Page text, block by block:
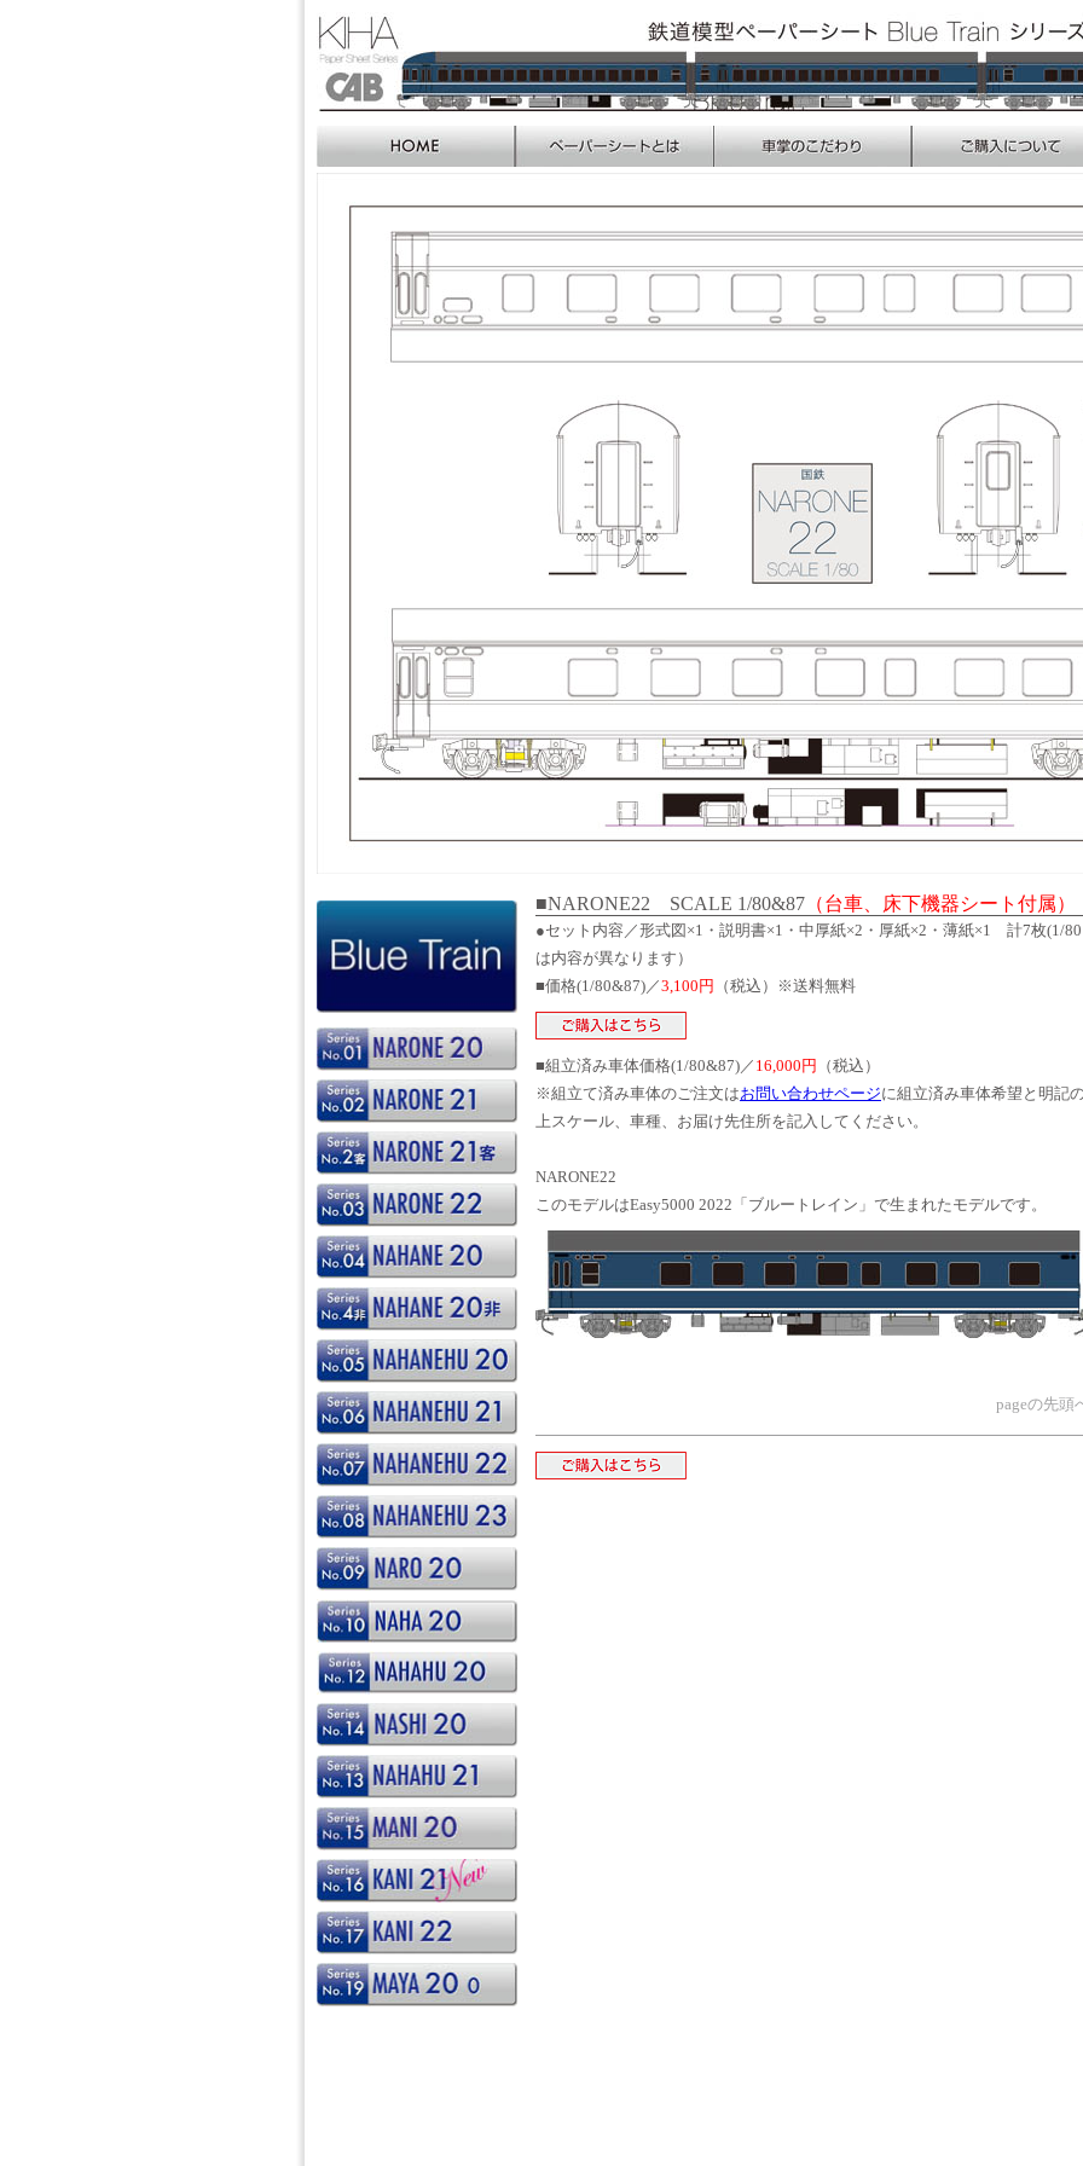
■NARONE22 SCALE 1/80&87 （台車、床下機器シート付属）
●セット内容／形式図×1・説明書×1・中厚紙×2・厚紙×2・薄紙×1 計7枚(1/80
は内容が異なります）
■価格(1/80&87)／3,100円 （税込）※送料無料
■組立済み車体価格(1/80&87)／ 16,000円
（税込）
※組立て済み車体のご注文はお問い合わせページに組立済み車体希望と明記
上スケール、車種、お届け先住所を記入してください。
NARONE22
このモデルはEasy5000 2022「ブルートレイン」で生まれたモデルです。
pageの先頭